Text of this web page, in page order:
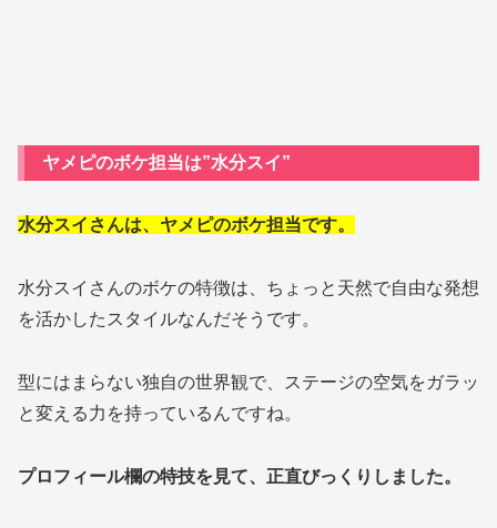
ヤメピのボケ担当は”水分スイ”
水分スイさんは、ヤメピのボケ担当です。
水分スイさんのボケの特徴は、ちょっと天然で自由な発想
を活かしたスタイルなんだそうです。
型にはまらない独自の世界観で、ステージの空気をガラッ
と変える力を持っているんですね。
プロフィール欄の特技を見て、正直びっくりしました。